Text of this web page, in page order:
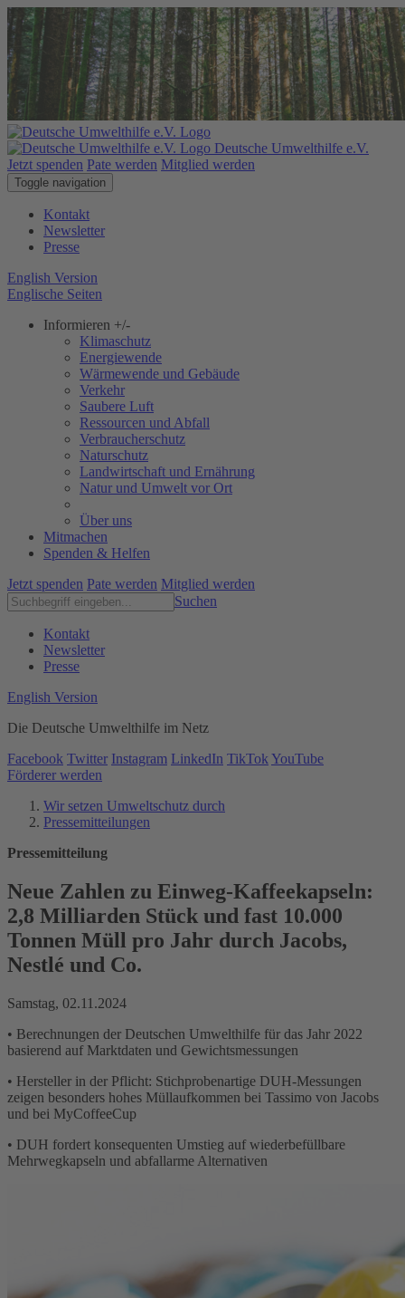
Deutsche Umwelthilfe e.V.
Jetzt spenden Pate werden Mitglied werden
Toggle navigation
Kontakt
Newsletter
Presse
English Version
Englische Seiten
Informieren +/-
Klimaschutz
Energiewende
Wärmewende und Gebäude
Verkehr
Saubere Luft
Ressourcen und Abfall
Verbraucherschutz
Naturschutz
Landwirtschaft und Ernährung
Natur und Umwelt vor Ort
Über uns
Mitmachen
Spenden & Helfen
Jetzt spenden Pate werden Mitglied werden
Suchen
Kontakt
Newsletter
Presse
English Version
Die Deutsche Umwelthilfe im Netz
Facebook Twitter Instagram LinkedIn TikTok YouTube
Förderer werden
Wir setzen Umweltschutz durch
Pressemitteilungen
Pressemitteilung
Neue Zahlen zu Einweg-Kaffeekapseln:
2,8 Milliarden Stück und fast 10.000
Tonnen Müll pro Jahr durch Jacobs,
Nestlé und Co.
Samstag, 02.11.2024
• Berechnungen der Deutschen Umwelthilfe für das Jahr 2022
basierend auf Marktdaten und Gewichtsmessungen
• Hersteller in der Pflicht: Stichprobenartige DUH-Messungen
zeigen besonders hohes Müllaufkommen bei Tassimo von Jacobs
und bei MyCoffeeCup
• DUH fordert konsequenten Umstieg auf wiederbefüllbare
Mehrwegkapseln und abfallarme Alternativen